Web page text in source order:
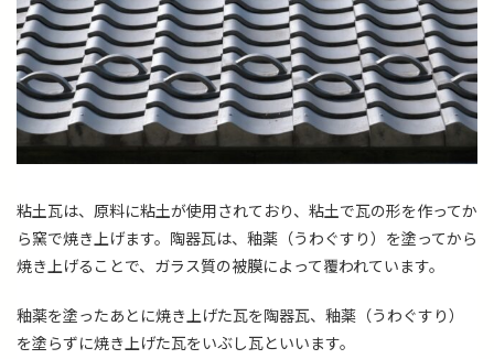
粘土瓦は、原料に粘土が使用されており、粘土で瓦の形を作ってか
ら窯で焼き上げます。陶器瓦は、釉薬（うわぐすり）を塗ってから
焼き上げることで、ガラス質の被膜によって覆われています。
釉薬を塗ったあとに焼き上げた瓦を陶器瓦、釉薬（うわぐすり）
を塗らずに焼き上げた瓦をいぶし瓦といいます。